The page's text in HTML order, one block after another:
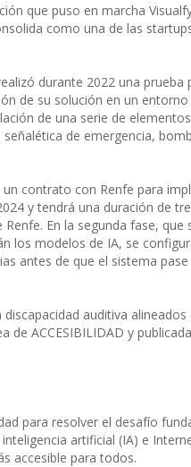
que puso en marcha
como una de las
durante 2022 una prueba
de su solución en un
de una serie de
de emergencia,
contrato con Renfe para
y tendrá una duración de
En la segunda fase, que
los modelos de IA, se
antes de que el sistema pase
auditiva alineados
ACCESIBILIDAD y
para resolver el desafío
artificial (IA) e
accesible para todos.